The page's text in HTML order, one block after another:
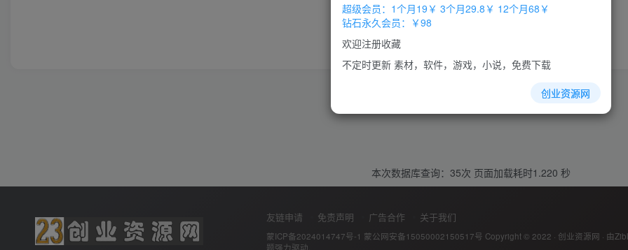
本次数据库查询：35次 页面加载耗时1.220 秒
友链申请 免责声明 广告合作 关于我们
蒙ICP备2024014747号-1 蒙公网安备15050002150517号 Copyright © 2022 · 创业资源网 · 由
题强力驱动.
超级会员：1个月19￥ 3个月29.8￥ 12个月68￥
钻石永久会员：￥98
欢迎注册收藏
不定时更新 素材，软件，游戏，小说，免费下载
创业资源网